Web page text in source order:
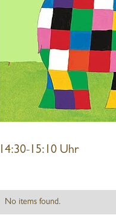
14:30-15:10 Uhr
No items found.